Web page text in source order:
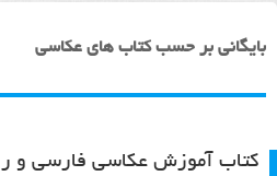
بایگانی بر حسب کتاب های عکاسی
کتاب آموزش عکاسی فارسی و